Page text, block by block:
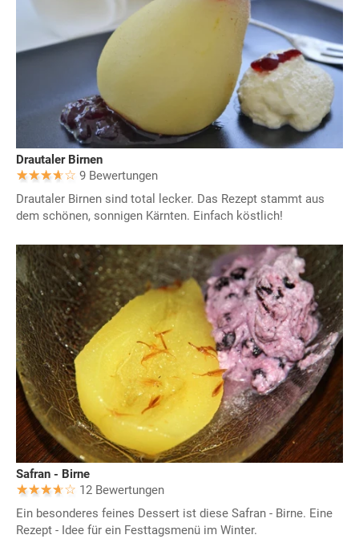
Drautaler Birnen
9 Bewertungen
Drautaler Birnen sind total lecker. Das Rezept stammt aus
dem schönen, sonnigen Kärnten. Einfach köstlich!
Safran - Birne
12 Bewertungen
Ein besonderes feines Dessert ist diese Safran - Birne. Eine
Rezept - Idee für ein Festtagsmenü im Winter.